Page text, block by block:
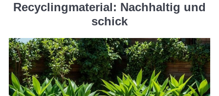
Recyclingmaterial: Nachhaltig und
schick